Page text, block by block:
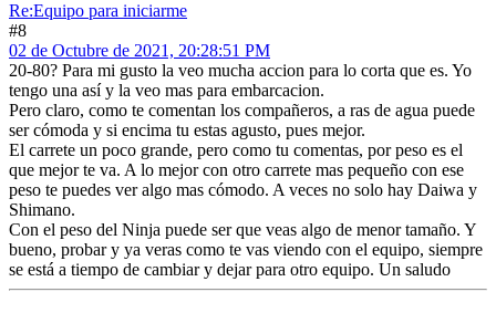
Re:Equipo para iniciarme
#8
02 de Octubre de 2021, 20:28:51 PM
20-80? Para mi gusto la veo mucha accion para lo corta que es. Yo
tengo una así y la veo mas para embarcacion.
Pero claro, como te comentan los compañeros, a ras de agua puede
ser cómoda y si encima tu estas agusto, pues mejor.
El carrete un poco grande, pero como tu comentas, por peso es el
que mejor te va. A lo mejor con otro carrete mas pequeño con ese
peso te puedes ver algo mas cómodo. A veces no solo hay Daiwa y
Shimano.
Con el peso del Ninja puede ser que veas algo de menor tamaño. Y
bueno, probar y ya veras como te vas viendo con el equipo, siempre
se está a tiempo de cambiar y dejar para otro equipo. Un saludo